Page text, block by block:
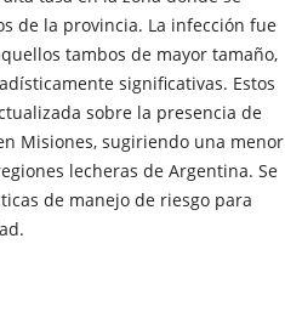
de la provincia. La infección fue
tambos de mayor tamaño,
significativas. Estos
sobre la presencia de
Misiones, sugiriendo una menor
lecheras de Argentina. Se
de manejo de riesgo para